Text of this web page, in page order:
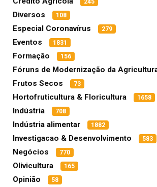
Diversos 108
Especial Coronavírus 279
Eventos 1831
Formação 156
Fóruns de Modernização da
Frutos Secos 73
Hortofruticultura & Floricultura 1658
Indústria 708
Indústria alimentar 1882
Investigacao & Desenvolvimento 583
Negócios 770
Olivicultura 165
Opinião 58